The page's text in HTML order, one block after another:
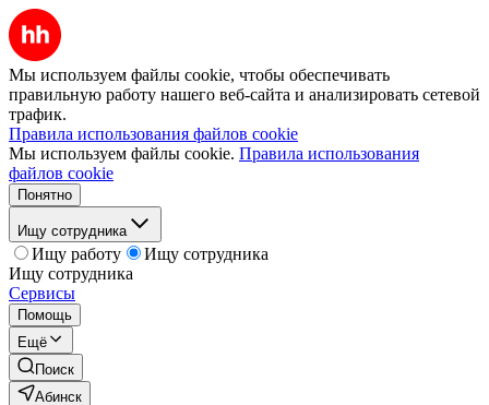
Мы используем файлы cookie, чтобы обеспечивать
правильную работу нашего веб-сайта и анализировать сетевой
трафик.
Правила использования файлов cookie
Мы используем файлы cookie. Правила использования
файлов cookie
Понятно
Ищу сотрудника
Ищу работу
Ищу сотрудника
Ищу сотрудника
Сервисы
Помощь
Ещё
Поиск
Абинск